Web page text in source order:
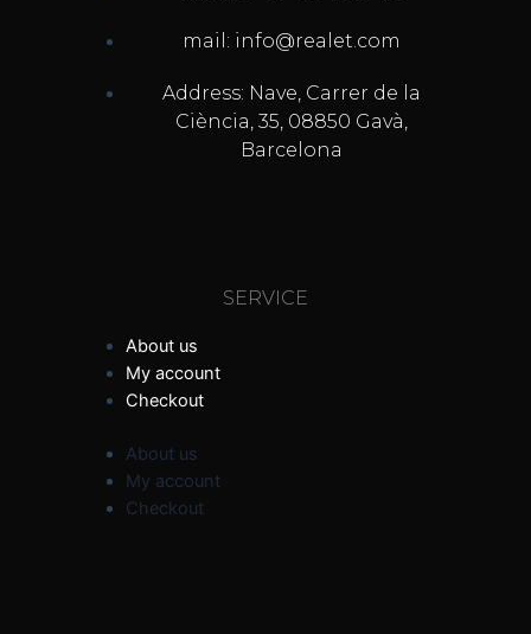
mail: info@realet.com
Address: Nave, Carrer de la
Ciència, 35, 08850 Gavà,
Barcelona
SERVICE
About us
My account
Checkout
About us
My account
Checkout